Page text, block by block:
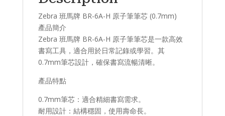
Zebra 班馬牌 BR-6A-H 原子筆筆芯 (0.7mm)
產品簡介​
Zebra 班馬牌 BR-6A-H 原子筆筆芯是一款高效
書寫工具，適合用於日常記錄或學習。其
0.7mm筆芯設計，確保書寫流暢清晰。
產品特點​
​0.7mm筆芯：適合精細書寫需求。
​耐用設計：結構穩固，使用壽命長。